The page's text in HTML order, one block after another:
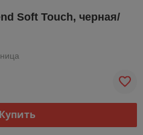
Soft Touch, черная/
Купить